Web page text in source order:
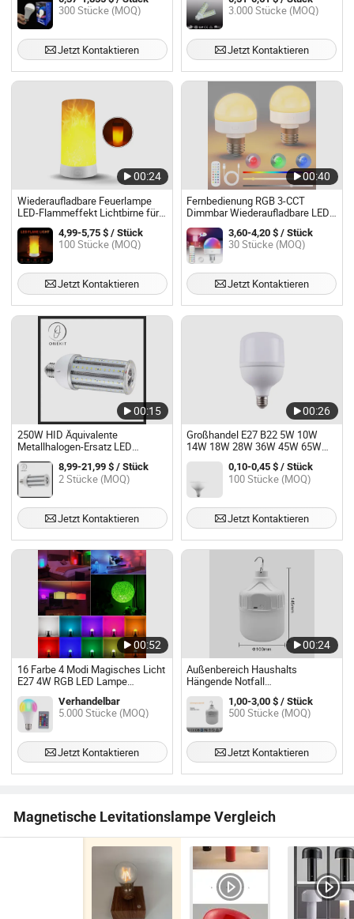
Campinglager Hausgebrauch -
Lebekan Hersteller
300 Stücke (MOQ)
Jetzt Kontaktieren
Lichtbirne 360 Grad 3000-6500K
mit CE genehmigt
3.000 Stücke (MOQ)
Jetzt Kontaktieren
00:24
Wiederaufladbare Feuerlampe
LED-Flammeffekt Lichtbirne für
Bar Hotel Feiertagsfeier
Dekorationen4,99-5,75 $ / Stück
100 Stücke (MOQ)
Jetzt Kontaktieren
00:40
Fernbedienung RGB 3-CCT
Dimmbar Wiederaufladbare LED-
Lampen für Tisch-, Wand- und
Stehlampen3,60-4,20 $ / Stück
30 Stücke (MOQ)
Jetzt Kontaktieren
00:15
250W HID Äquivalente
Metallhalogen-Ersatz LED
Maislichtbirne
8,99-21,99 $ / Stück
2 Stücke (MOQ)
Jetzt Kontaktieren
00:26
Großhandel E27 B22 5W 10W
14W 18W 28W 36W 45W 65W
LED Glühbirne Lampe Bohlam
Bombilla LED wiederaufladbare
Kopf schwimmende Lichtbirne
0,10-0,45 $ / Stück
100 Stücke (MOQ)
Jetzt Kontaktieren
00:52
16 Farbe 4 Modi Magisches Licht
E27 4W RGB LED Lampe
Glühbirne Drahtlose
Fernbedienung Smarte RGB
Lichtbirnen
Verhandelbar
5.000 Stücke (MOQ)
Jetzt Kontaktieren
00:24
Außenbereich Haushalts
Hängende Notfall
Wiederaufladbare LED Lampe
Licht Glühbirne mit
Knopfsteuerung 150W 100mm
Wiederaufladbare LED Glühbirne
1,00-3,00 $ / Stück
500 Stücke (MOQ)
Jetzt Kontaktieren
Magnetische Levitationslampe Vergleich